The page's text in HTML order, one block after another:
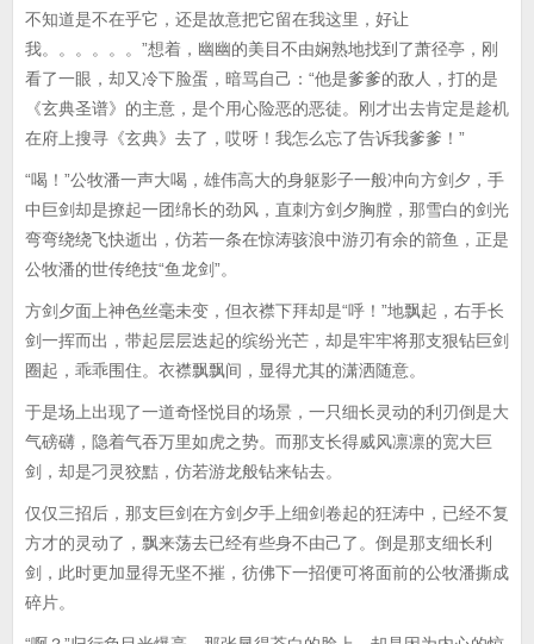
不知道是不在乎它，还是故意把它留在我这里，好让
我。。。。。。”想着，幽幽的美目不由娴熟地找到了萧径亭，刚
看了一眼，却又冷下脸蛋，暗骂自己：“他是爹爹的敌人，打的是
《玄典圣谱》的主意，是个用心险恶的恶徒。刚才出去肯定是趁机
在府上搜寻《玄典》去了，哎呀！我怎么忘了告诉我爹爹！”
“喝！”公牧潘一声大喝，雄伟高大的身躯影子一般冲向方剑夕，手
中巨剑却是撩起一团绵长的劲风，直刺方剑夕胸膛，那雪白的剑光
弯弯绕绕飞快逝出，仿若一条在惊涛骇浪中游刃有余的箭鱼，正是
公牧潘的世传绝技“鱼龙剑”。
方剑夕面上神色丝毫未变，但衣襟下拜却是“呼！”地飘起，右手长
剑一挥而出，带起层层迭起的缤纷光芒，却是牢牢将那支狠钻巨剑
圈起，乖乖围住。衣襟飘飘间，显得尤其的潇洒随意。
于是场上出现了一道奇怪悦目的场景，一只细长灵动的利刃倒是大
气磅礴，隐着气吞万里如虎之势。而那支长得威风凛凛的宽大巨
剑，却是刁灵狡黠，仿若游龙般钻来钻去。
仅仅三招后，那支巨剑在方剑夕手上细剑卷起的狂涛中，已经不复
方才的灵动了，飘来荡去已经有些身不由己了。倒是那支细长利
剑，此时更加显得无坚不摧，彷佛下一招便可将面前的公牧潘撕成
碎片。